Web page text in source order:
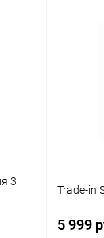
3
Trade-in
5 999